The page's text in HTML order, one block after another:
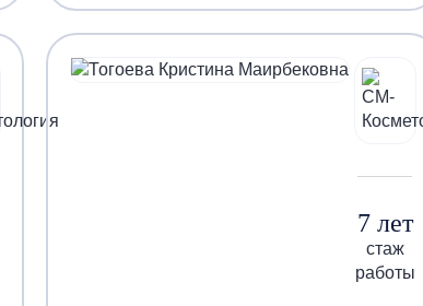
7 лет
стаж
работы